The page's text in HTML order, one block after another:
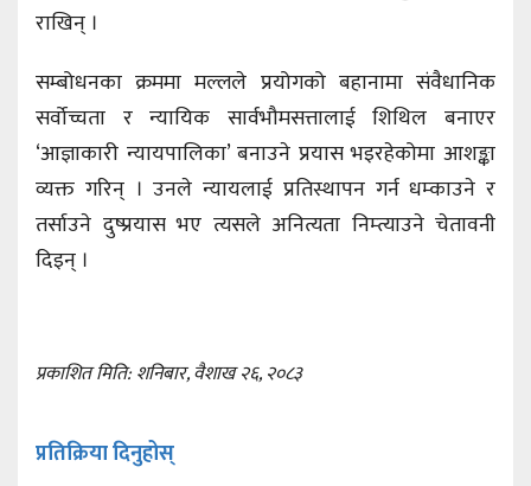
राखिन् ।
सम्बोधनका क्रममा मल्लले प्रयोगको बहानामा संवैधानिक
सर्वोच्चता र न्यायिक सार्वभौमसत्तालाई शिथिल बनाएर
‘आज्ञाकारी न्यायपालिका’ बनाउने प्रयास भइरहेकोमा आशङ्का
व्यक्त गरिन् । उनले न्यायलाई प्रतिस्थापन गर्न धम्काउने र
तर्साउने दुष्प्रयास भए त्यसले अनित्यता निम्त्याउने चेतावनी
दिइन् ।
प्रकाशित मिति: शनिबार, वैशाख २६, २०८३
प्रतिक्रिया दिनुहोस्